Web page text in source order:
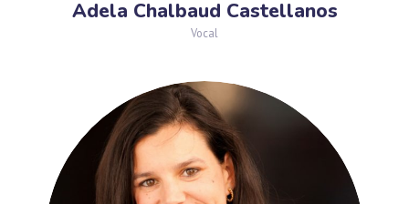
Adela Chalbaud Castellanos
Vocal